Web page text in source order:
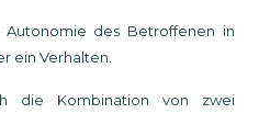
des Betroffenen in
ein Verhalten.
die Kombination von zwei